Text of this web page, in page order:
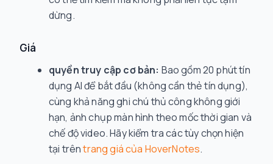
dừng.
Giá
quyền truy cập cơ bản: Bao gồm 20 phút tín
dụng AI để bắt đầu (không cần thẻ tín dụng),
cùng khả năng ghi chú thủ công không giới
hạn, ảnh chụp màn hình theo mốc thời gian và
chế độ video. Hãy kiểm tra các tùy chọn hiện
tại trêntrang giá của HoverNotes.